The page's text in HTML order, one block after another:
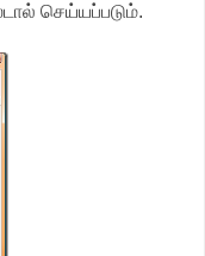
செய்யப்படும்.